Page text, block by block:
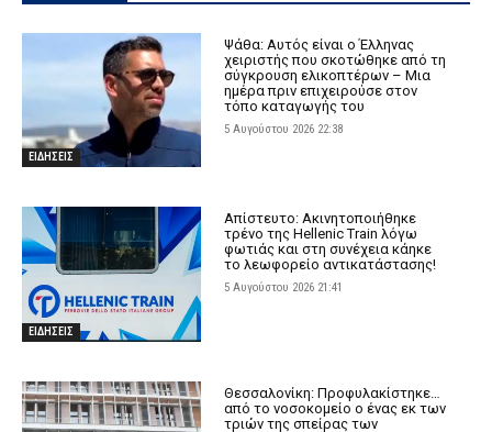
ΕΙΔΗΣΕΙΣ
Ψάθα: Αυτός είναι ο Έλληνας
χειριστής που σκοτώθηκε από τη
σύγκρουση ελικοπτέρων – Μια
ημέρα πριν επιχειρούσε στον
τόπο καταγωγής του
5 Αυγούστου 2026 22:38
ΕΙΔΗΣΕΙΣ
Απίστευτο: Ακινητοποιήθηκε
τρένο της Hellenic Train λόγω
φωτιάς και στη συνέχεια κάηκε
το λεωφορείο αντικατάστασης!
5 Αυγούστου 2026 21:41
Θεσσαλονίκη: Προφυλακίστηκε…
από το νοσοκομείο ο ένας εκ των
τριών της σπείρας των